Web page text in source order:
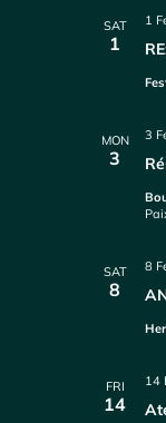
SAT
1
1
MON
3
3
SAT
8
8
FRI
14
14